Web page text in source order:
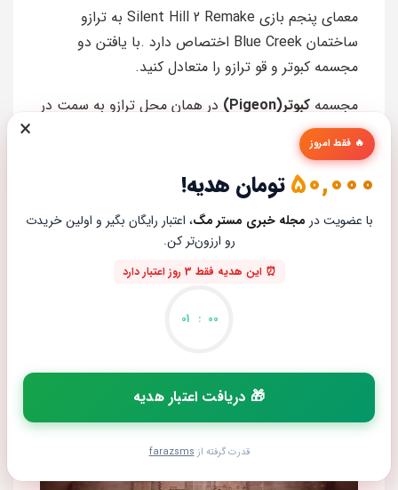
معمای پنجم بازی Silent Hill 2 Remake به ترازو
ساختمان Blue Creek اختصاص دارد .با یافتن دو
مجسمه کبوتر و قو ترازو را متعادل کنید.
مجسمه کبوتر(Pigeon)
در همان محل ترازو به سمت در
M میباشد.
× 🔥 فقط امروز
50,000تومان هدیه!
با عضویت در مجله خبری مستر مگ، اعتبار رایگان بگیر و اولین خریدت
رو ارزون‌تر کن.
⏰ این هدیه فقط 3 روز اعتبار دارد
00
:
01
🎁 دریافت اعتبار هدیه
قدرت گرفته ازfarazsms